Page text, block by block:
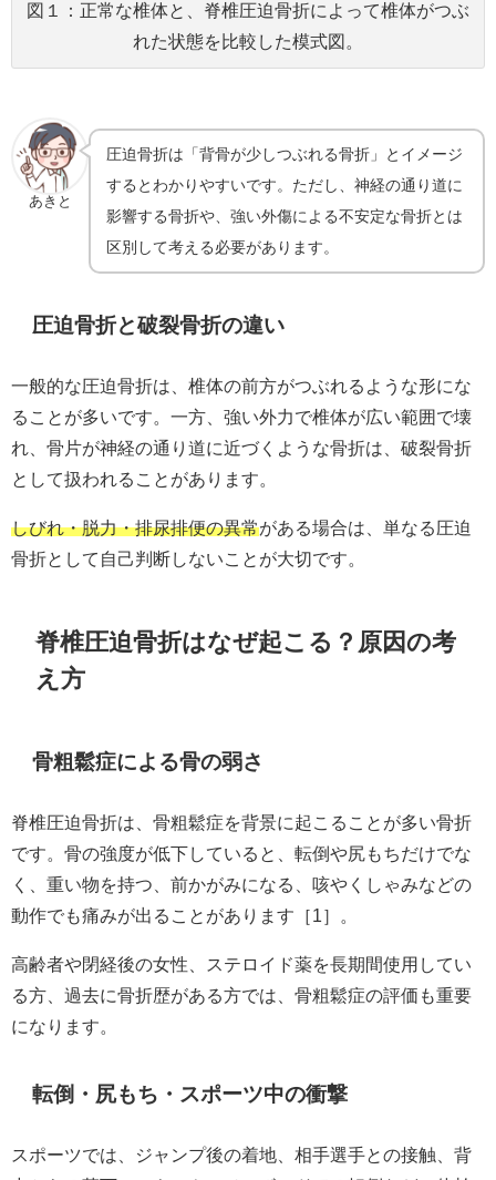
図１：正常な椎体と、脊椎圧迫骨折によって椎体がつぶ
れた状態を比較した模式図。
あきと
圧迫骨折は「背骨が少しつぶれる骨折」とイメージ
するとわかりやすいです。ただし、神経の通り道に
影響する骨折や、強い外傷による不安定な骨折とは
区別して考える必要があります。
圧迫骨折と破裂骨折の違い
一般的な圧迫骨折は、椎体の前方がつぶれるような形にな
ることが多いです。一方、強い外力で椎体が広い範囲で壊
れ、骨片が神経の通り道に近づくような骨折は、破裂骨折
として扱われることがあります。
しびれ・脱力・排尿排便の異常がある場合は、単なる圧迫
骨折として自己判断しないことが大切です。
脊椎圧迫骨折はなぜ起こる？原因の考
え方
骨粗鬆症による骨の弱さ
脊椎圧迫骨折は、骨粗鬆症を背景に起こることが多い骨折
です。骨の強度が低下していると、転倒や尻もちだけでな
く、重い物を持つ、前かがみになる、咳やくしゃみなどの
動作でも痛みが出ることがあります［1］。
高齢者や閉経後の女性、ステロイド薬を長期間使用してい
る方、過去に骨折歴がある方では、骨粗鬆症の評価も重要
になります。
転倒・尻もち・スポーツ中の衝撃
スポーツでは、ジャンプ後の着地、相手選手との接触、背